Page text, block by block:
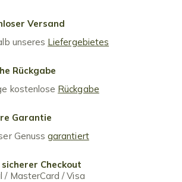
Versand
unseres Liefergebietes
Rückgabe
kostenlose Rückgabe
Garantie
Genussgarantiert
sicherer Checkout
/ MasterCard / Visa